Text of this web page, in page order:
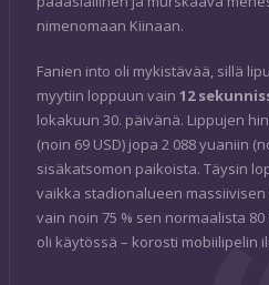
nimenomaan Kiinaan.
Fanien into oli mykistävää, sillä
myytiin loppuun vain 12
lokakuun 30. päivänä. Lippujen
(noin 69 USD) jopa 2 088 yuaniin
sisäkatsomon paikoista. Täysin
vaikka stadionalueen
vain noin 75 % sen normaalista
oli käytössä – korosti mobiilipelin